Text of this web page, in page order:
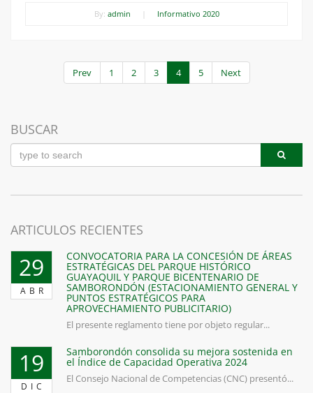
By: admin Informativo 2020
Prev 1 2 3 4 5 Next
BUSCAR
ARTICULOS RECIENTES
29
ABR
CONVOCATORIA PARA LA CONCESIÓN DE ÁREAS
ESTRATÉGICAS DEL PARQUE HISTÓRICO
GUAYAQUIL Y PARQUE BICENTENARIO DE
SAMBORONDÓN (ESTACIONAMIENTO GENERAL Y
PUNTOS ESTRATÉGICOS PARA
APROVECHAMIENTO PUBLICITARIO)
El presente reglamento tiene por objeto regular...
19
DIC
Samborondón consolida su mejora sostenida en
el Índice de Capacidad Operativa 2024
El Consejo Nacional de Competencias (CNC) presentó...